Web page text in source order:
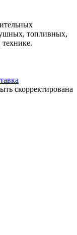
топливных,
скорректирована